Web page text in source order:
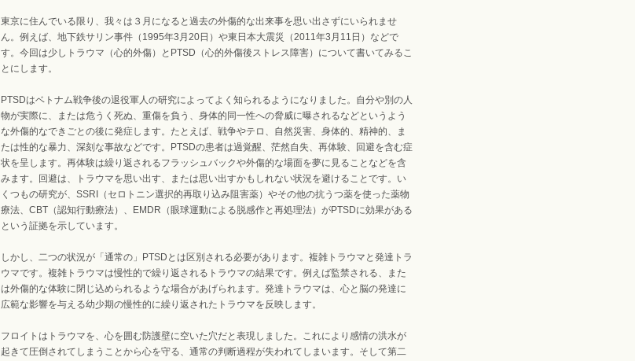
東京に住んでいる限り、我々は３月になると過去の外傷的な出来事を思い出さずにいられませ
ん。例えば、地下鉄サリン事件（1995年3月20日）や東日本大震災（2011年3月11日）などで
す。今回は少しトラウマ（心的外傷）とPTSD（心的外傷後ストレス障害）について書いてみるこ
とにします。
PTSDはベトナム戦争後の退役軍人の研究によってよく知られるようになりました。自分や別の人
物が実際に、または危うく死ぬ、重傷を負う、身体的同一性への脅威に曝されるなどというよう
な外傷的なできごとの後に発症します。たとえば、戦争やテロ、自然災害、身体的、精神的、ま
たは性的な暴力、深刻な事故などです。PTSDの患者は過覚醒、茫然自失、再体験、回避を含む症
状を呈します。再体験は繰り返されるフラッシュバックや外傷的な場面を夢に見ることなどを含
みます。回避は、トラウマを思い出す、または思い出すかもしれない状況を避けることです。い
くつもの研究が、SSRI（セロトニン選択的再取り込み阻害薬）やその他の抗うつ薬を使った薬物
療法、CBT（認知行動療法）、EMDR（眼球運動による脱感作と再処理法）がPTSDに効果がある
という証拠を示しています。
しかし、二つの状況が「通常の」PTSDとは区別される必要があります。複雑トラウマと発達トラ
ウマです。複雑トラウマは慢性的で繰り返されるトラウマの結果です。例えば監禁される、また
は外傷的な体験に閉じ込められるような場合があげられます。発達トラウマは、心と脳の発達に
広範な影響を与える幼少期の慢性的に繰り返されたトラウマを反映します。
フロイトはトラウマを、心を囲む防護壁に空いた穴だと表現しました。これにより感情の洪水が
起きて圧倒されてしまうことから心を守る、通常の判断過程が失われてしまいます。そして第二